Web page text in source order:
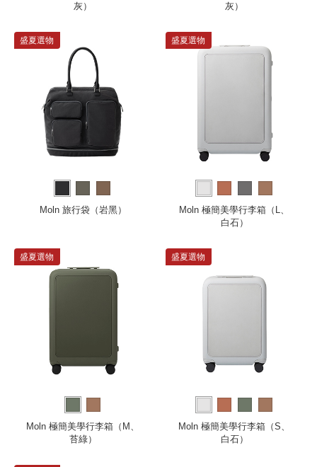
灰）
灰）
盛夏選物
Moln 旅行袋（岩黑）
盛夏選物
Moln 極簡美學行李箱（L、
白石）
盛夏選物
Moln 極簡美學行李箱（M、
苔綠）
盛夏選物
Moln 極簡美學行李箱（S、
白石）